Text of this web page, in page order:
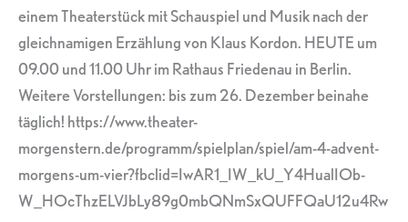
einem Theaterstück mit Schauspiel und Musik nach der
gleichnamigen Erzählung von Klaus Kordon. HEUTE um
09.00 und 11.00 Uhr im Rathaus Friedenau in Berlin.
Weitere Vorstellungen: bis zum 26. Dezember beinahe
täglich! https://www.theater-
morgenstern.de/programm/spielplan/spiel/am-4-advent-
morgens-um-vier?fbclid=IwAR1_IW_kU_Y4HualIOb-
W_HOcThzELVJbLy89g0mbQNmSxQUFFQaU12u4Rw